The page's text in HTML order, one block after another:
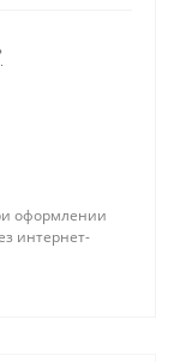
оформлении
интернет-